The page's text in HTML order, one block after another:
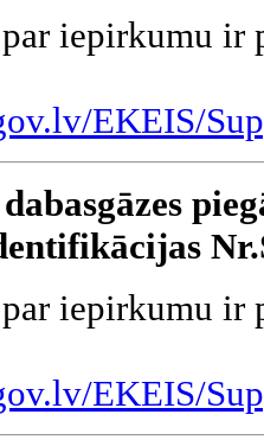
iepirkumu ir
EKEIS/
iepirkumu ir
EKEIS/